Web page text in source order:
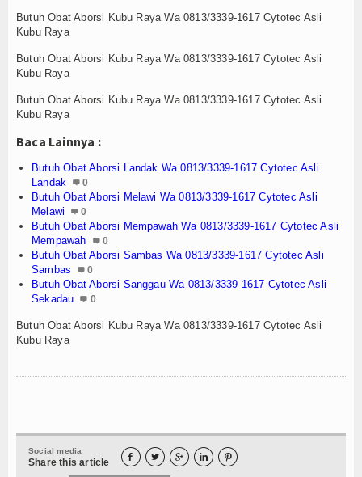
Tokoh
Index Berita
Dokumen A
Dokumen B
Dokumen C
Video
Gallery
Cara Menggugurkan Kandungan Usia
Mencari Informasi Obat Aborsi Misoprostol di
Mencari Informasi Obat Aborsi Misoprostol Di
Cara Menggugurkan Kandungan Usia Kehamilan
Cara Menggugurkan Kandungan Usia Kehamilan
Cara Menggugurkan Kandungan Usia Kehamilan
Mencari Informasi Obat Aborsi Misoprostol di
Mencari Informasi Obat Aborsi Misoprostol Di
Cara Menggugurkan Kandungan Usia Kehamilan
Butuh Obat Aborsi Kubu Raya Wa 0813/3339-1617 Cytotec Asli
Kubu Raya
Butuh Obat Aborsi Kubu Raya Wa 0813/3339-1617 Cytotec Asli
Kubu Raya
Butuh Obat Aborsi Kubu Raya Wa 0813/3339-1617 Cytotec Asli
Kubu Raya
Baca Lainnya :
Butuh Obat Aborsi Landak Wa 0813/3339-1617 Cytotec Asli
Landak
0
Butuh Obat Aborsi Melawi Wa 0813/3339-1617 Cytotec Asli
Melawi
0
Butuh Obat Aborsi Mempawah Wa 0813/3339-1617 Cytotec Asli
Mempawah
0
Butuh Obat Aborsi Sambas Wa 0813/3339-1617 Cytotec Asli
Sambas
0
Butuh Obat Aborsi Sanggau Wa 0813/3339-1617 Cytotec Asli
Sekadau
0
Butuh Obat Aborsi Kubu Raya Wa 0813/3339-1617 Cytotec Asli
Kubu Raya
Social media
Share this article     